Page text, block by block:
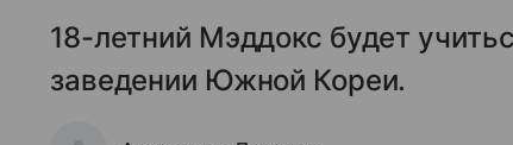
18-летний Мэддокс будет
заведении Южной Кореи.